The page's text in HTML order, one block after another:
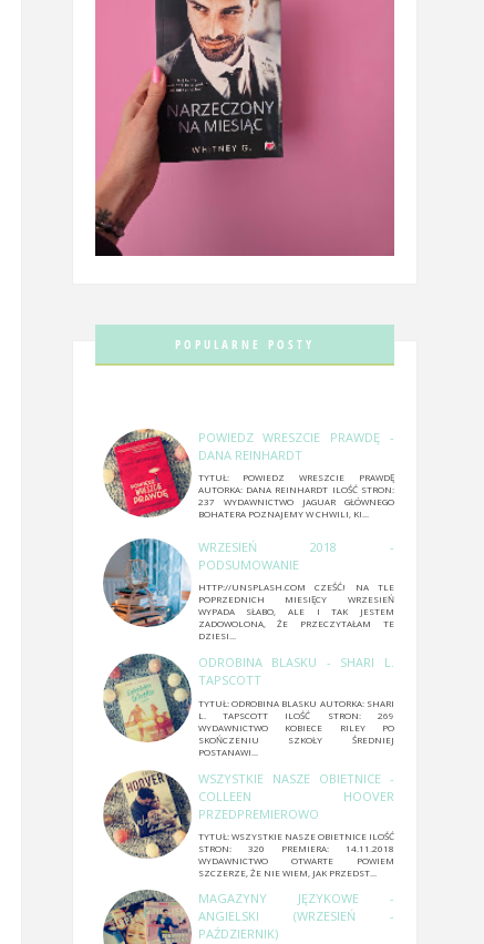
POPULARNE POSTY
POWIEDZ WRESZCIE PRAWDĘ -
DANA REINHARDT
TYTUŁ: POWIEDZ WRESZCIE PRAWDĘ
AUTORKA: DANA REINHARDT ILOŚĆ STRON:
237 WYDAWNICTWO JAGUAR GŁÓWNEGO
BOHATERA POZNAJEMY W CHWILI, KI...
WRZESIEŃ 2018 -
PODSUMOWANIE
HTTP://UNSPLASH.COM CZEŚĆ! NA TLE
POPRZEDNICH MIESIĘCY WRZESIEŃ
WYPADA SŁABO, ALE I TAK JESTEM
ZADOWOLONA, ŻE PRZECZYTAŁAM TE
DZIESI...
ODROBINA BLASKU - SHARI L.
TAPSCOTT
TYTUŁ: ODROBINA BLASKU AUTORKA: SHARI
L. TAPSCOTT ILOŚĆ STRON: 269
WYDAWNICTWO KOBIECE RILEY PO
SKOŃCZENIU SZKOŁY ŚREDNIEJ
POSTANAWI...
WSZYSTKIE NASZE OBIETNICE -
COLLEEN HOOVER
PRZEDPREMIEROWO
TYTUŁ: WSZYSTKIE NASZE OBIETNICE ILOŚĆ
STRON: 320 PREMIERA: 14.11.2018
WYDAWNICTWO OTWARTE POWIEM
SZCZERZE, ŻE NIE WIEM, JAK PRZEDST...
MAGAZYNY JĘZYKOWE -
ANGIELSKI (WRZESIEŃ -
PAŹDZIERNIK)